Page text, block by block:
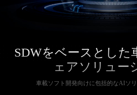
SDWをベースとした
ェアソリュー
車載ソフト開発向けに包括的なAIソ